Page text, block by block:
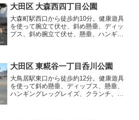
大田区 大森西四丁目公園
大森町駅西口から徒歩約10分。健康遊具
を使って腕立て伏せ、斜め懸垂、ディッ
プス、斜め腕立て伏せ、懸垂、ハンギン
大田区 東糀谷一丁目呑川公園
大鳥居駅東口から徒歩約12分。健康遊具
を使って斜め懸垂、ディップス、懸垂、
ハンギングレッグレイズ、クランチ、ブ